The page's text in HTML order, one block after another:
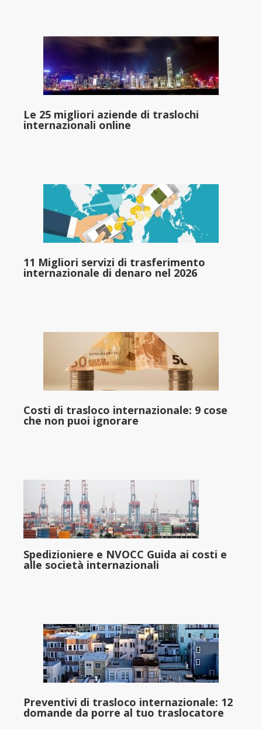
Le 25 migliori aziende di traslochi
internazionali online
11 Migliori servizi di trasferimento
internazionale di denaro nel 2026
Costi di trasloco internazionale: 9 cose
che non puoi ignorare
Spedizioniere e NVOCC Guida ai costi e
alle società internazionali
Preventivi di trasloco internazionale: 12
domande da porre al tuo traslocatore